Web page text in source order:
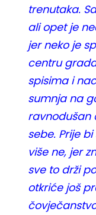
trenutaka.
ali opet je
jer neko je
centru
spisima i
sumnja na
ravnodušan
sebe. Prije
više ne, jer
sve to drži
otkriće još